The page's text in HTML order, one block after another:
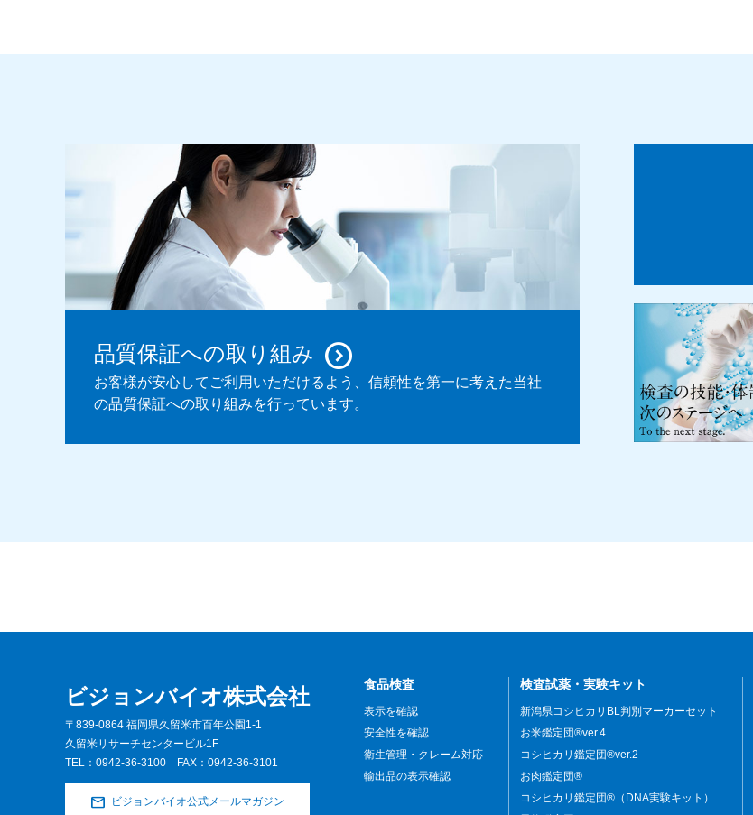
品質保証への取り組み
お客様が安心してご利用いただけるよう、信頼性を第一に考えた当社
の品質保証への取り組みを行っています。
ビジョンバイオ株式会社
〒839-0864 福岡県久留米市百年公園1-1
久留米リサーチセンタービル1F
TEL： 0942-36-3100 FAX：0942-36-3101
ビジョンバイオ公式メールマガジン
食品検査
表示を確認
安全性を確認
衛生管理・クレーム対応
輸出品の表示確認
検査試薬・実験キット
新潟県コシヒカリBL判別マーカーセット
お米鑑定団®ver.4
コシヒカリ鑑定団®ver.2
お肉鑑定団®
コシヒカリ鑑定団®（DNA実験キット）